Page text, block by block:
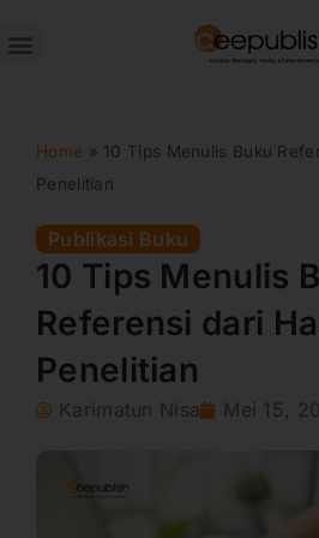
ke
Home » 10 Tips Menulis Buku
Penelitian
Publikasi Buku
10 Tips Menulis
Referensi dari
Penelitian
Karimatun Nisa Mei 15,